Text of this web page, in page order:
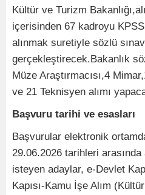
Kültür ve Turizm
içerisinden 67 kadroyu
alınmak suretiyle sözlü
gerçekleştirecek.Bakanlık
Müze Araştırmacısı,4
ve 21 Teknisyen alımı
Başvuru tarihi ve esasları
Başvurular elektronik
29.06.2026 tarihleri
isteyen adaylar, e-Devlet
Kapısı-Kamu İşe Alım